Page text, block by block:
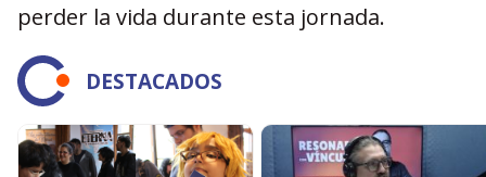
perder la vida durante esta jornada.
DESTACADOS